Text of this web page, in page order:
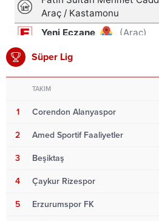
Süper Lig
TAKIM
1 Corendon Alanyaspor
2 Amed Sportif Faaliyetler
3 Beşiktaş
4 Çaykur Rizespor
5 Erzurumspor FK